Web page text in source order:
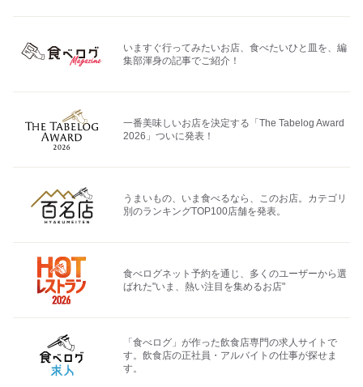
いますぐ行ってみたいお店、食べたいひと皿を、編
集部渾身の記事でご紹介！
一番美味しいお店を決定する「The Tabelog Award
2026」ついに発表！
うまいもの、いま食べるなら、このお店。カテゴリ
別のランキングTOP100店舗を発表。
食べログネット予約を通じ、多くのユーザーから選
ばれた"いま、熱い注目を集めるお店"
「食べログ」が作った飲食店専門の求人サイトで
す。飲食店の正社員・アルバイトの仕事が探せま
す。